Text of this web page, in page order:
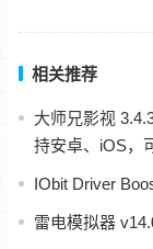
相关推荐
大师兄影视
持安卓、iOS，
IObit Driver
雷电模拟器